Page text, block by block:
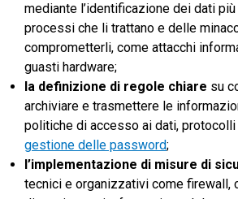
mediante l’identificazione dei dati
processi che li trattano e delle
comprometterli, come attacchi
guasti hardware;
la definizione di regole chiare su
archiviare e trasmettere le
politiche di accesso ai dati, protocolli
gestione delle password;
l’implementazione di misure di
tecnici e organizzativi come firewall,